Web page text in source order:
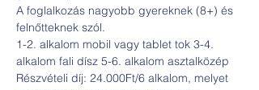
A foglalkozás nagyobb gyereknek (8+) és
felnőtteknek szól.
1-2. alkalom mobil vagy tablet tok 3-4.
alkalom fali dísz 5-6. alkalom asztalközép
Részvételi díj: 24.000Ft/6 alkalom, melyet